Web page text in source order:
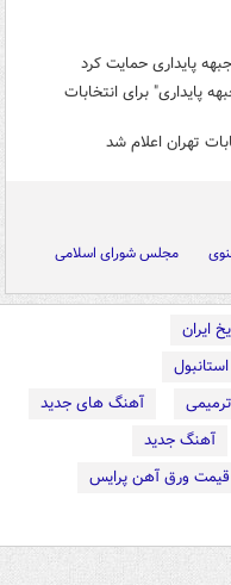
پایداری حمایت کرد
پایداری" برای انتخابات
مجلس شورای اسلامی
ایران
آهنگ های جدید
آهنگ جدید
قیمت ورق آهن پرایس